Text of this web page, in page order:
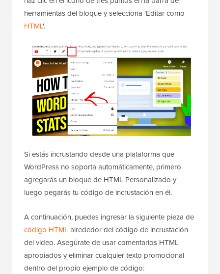
herramientas del bloque y selecciona 'Editar como
HTML'.
Si estás incrustando desde una plataforma que
WordPress no soporta automáticamente, primero
agregarás un bloque de HTML Personalizado y
luego pegarás tu código de incrustación en él.
A continuación, puedes ingresar la siguiente pieza de
código HTML alrededor del código de incrustación
del video. Asegúrate de usar comentarios HTML
apropiados y eliminar cualquier texto promocional
dentro del propio ejemplo de código: